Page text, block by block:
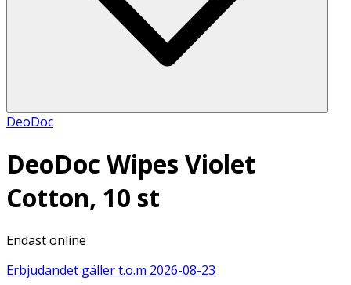
DeoDoc
DeoDoc Wipes Violet
Cotton, 10 st
Endast online
Erbjudandet gäller t.o.m 2026-08-23